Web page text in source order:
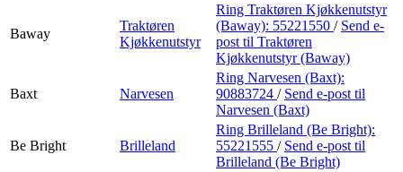
Baway
Traktøren
Kjøkkenutstyr
Ring Traktøren Kjøkkenutstyr
(Baway): 55221550 / Send e-
post til Traktøren
Kjøkkenutstyr (Baway)
Baxt Narvesen
Ring Narvesen (Baxt):
90883724 / Send e-post til
Narvesen (Baxt)
Be Bright Brilleland
Ring Brilleland (Be Bright):
55221555 / Send e-post til
Brilleland (Be Bright)